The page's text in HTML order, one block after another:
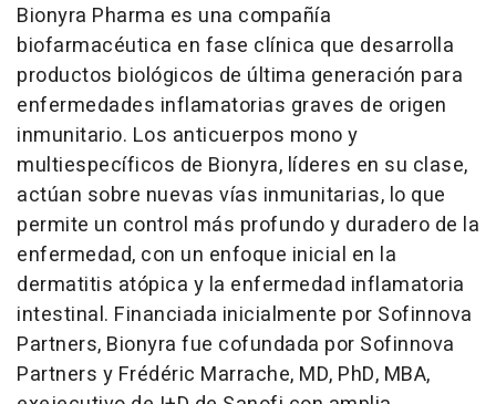
Bionyra Pharma es una compañía
biofarmacéutica en fase clínica que desarrolla
productos biológicos de última generación para
enfermedades inflamatorias graves de origen
inmunitario. Los anticuerpos mono y
multiespecíficos de Bionyra, líderes en su clase,
actúan sobre nuevas vías inmunitarias, lo que
permite un control más profundo y duradero de la
enfermedad, con un enfoque inicial en la
dermatitis atópica y la enfermedad inflamatoria
intestinal. Financiada inicialmente por Sofinnova
Partners, Bionyra fue cofundada por Sofinnova
Partners y Frédéric Marrache, MD, PhD, MBA,